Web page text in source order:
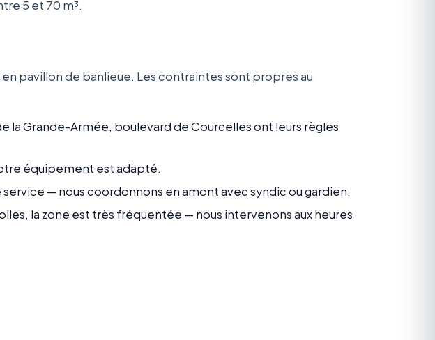
5 et 70 m³.
pavillon de banlieue. Les contraintes sont propres au
la Grande-Armée, boulevard de Courcelles ont leurs règles
équipement est adapté.
— nous coordonnons en amont avec syndic ou gardien.
la zone est très fréquentée — nous intervenons aux heures